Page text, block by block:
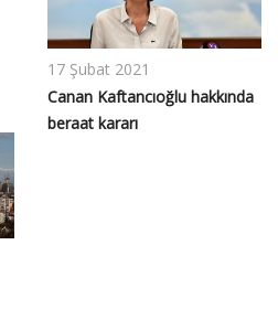
17 Şubat 2021
Canan Kaftancıoğlu hakkında
beraat kararı